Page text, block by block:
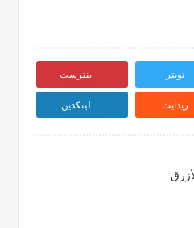
تويتر بنترست
ريدايت لينكدين